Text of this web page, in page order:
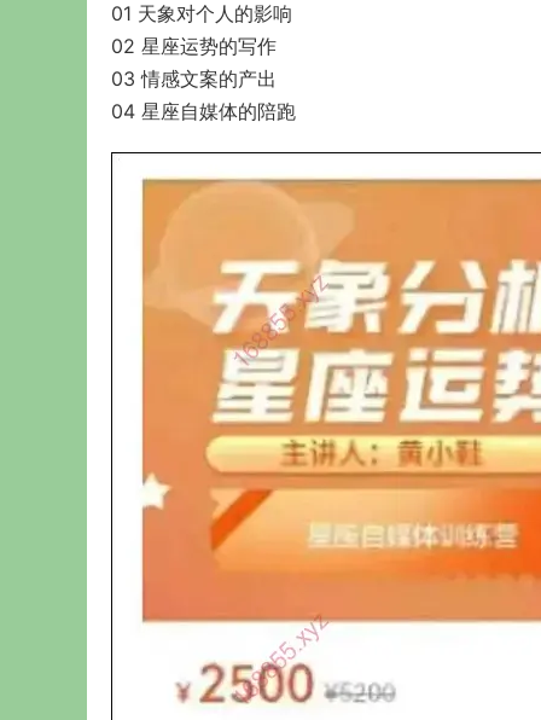
01 天象对个人的影响
02 星座运势的写作
03 情感文案的产出
04 星座自媒体的陪跑